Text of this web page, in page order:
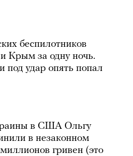
беспилотников
Крым за одну ночь.
под удар опять попал
в США Ольгу
в незаконном
гривен (это